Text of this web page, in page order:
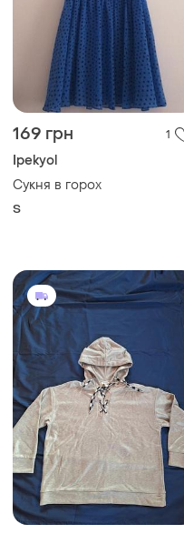
169 грн 1
Ipekyol
Сукня в горох
S